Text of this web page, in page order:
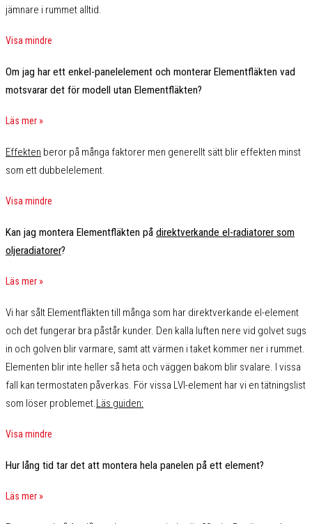
jämnare i rummet alltid.
Visa mindre
Om jag har ett enkel-panelelement och monterar Elementfläkten vad
motsvarar det för modell utan Elementfläkten?
Läs mer »
Effekten beror på många faktorer men generellt sätt blir effekten minst
som ett dubbelelement
Visa mindre
Kan jag montera Elementfläkten på direktverkande el-radiatorer som
oljeradiatorer?
Läs mer »
Vi har sålt Elementfläkten till många som har direktverkande el-element
och det fungerar bra påstår kunder. Den kalla luften nere vid golvet sugs
in och golven blir varmare, samt att värmen i taket kommer ner i rummet.
Elementen blir inte heller så heta och väggen bakom blir svalare. I vissa
fall kan termostaten påverkas. För vissa LVI-element har vi en tätningslist
som löser problemet. Läs guiden:
Visa mindre
Hur lång tid tar det att montera hela panelen på ett element?
Läs mer »